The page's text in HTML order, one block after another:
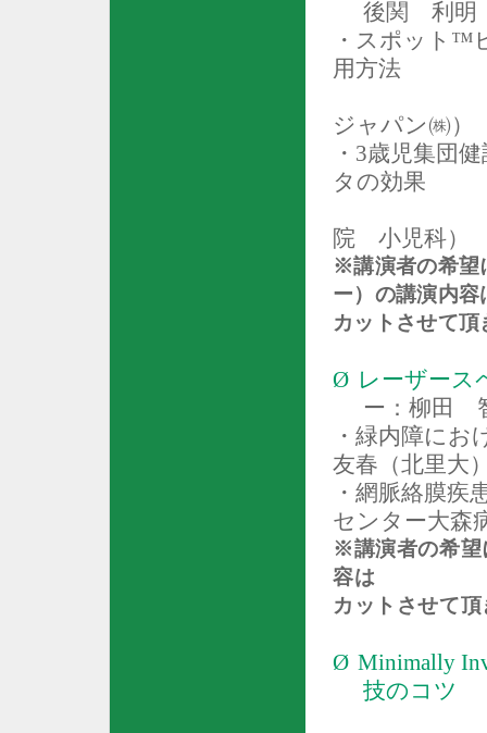
後関 利明
・スポット™
用方法
ジャパン㈱）
・ 3歳児集団
タの効果
院 小児科）
※講演者の希望
ー）の講演内容
カットさせて頂
Ø レーザース
ー：柳田
・緑内障にお
友春（北里大
・網脈絡膜疾
センター大森
※講演者の希望
容は
カットさせて
Ø Minimally
技のコツ